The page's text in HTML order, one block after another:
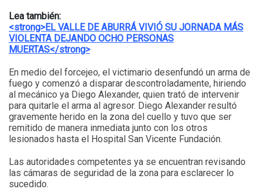
Lea también:
<strong>EL VALLE DE ABURRÁ VIVIÓ SU JORNADA MÁS
VIOLENTA DEJANDO OCHO PERSONAS
MUERTAS</strong>
En medio del forcejeo, el victimario desenfundó un arma de
fuego y comenzó a disparar descontroladamente, hiriendo
al mecánico ya Diego Alexander, quien trató de intervenir
para quitarle el arma al agresor. Diego Alexander resultó
gravemente herido en la zona del cuello y tuvo que ser
remitido de manera inmediata junto con los otros
lesionados hasta el Hospital San Vicente Fundación.
Las autoridades competentes ya se encuentran revisando
las cámaras de seguridad de la zona para esclarecer lo
sucedido.